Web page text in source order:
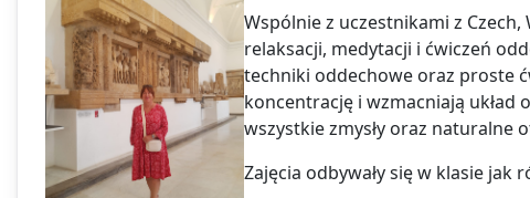
Wspólnie z uczestnikami z
relaksacji, medytacji i ćwiczeń
techniki oddechowe oraz proste
koncentrację i wzmacniają układ
wszystkie zmysły oraz naturalne
Zajęcia odbywały się w klasie